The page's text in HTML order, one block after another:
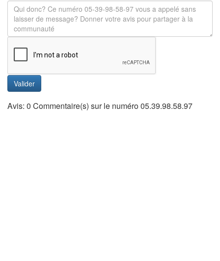
Valider
Avis: 0 Commentaire(s) sur le numéro 05.39.98.58.97